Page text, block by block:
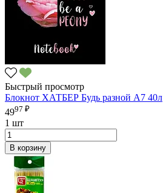
Быстрый просмотр
Блокнот ХАТБЕР Будь разной А7 40л
4997 ₽
1 шт
В корзину